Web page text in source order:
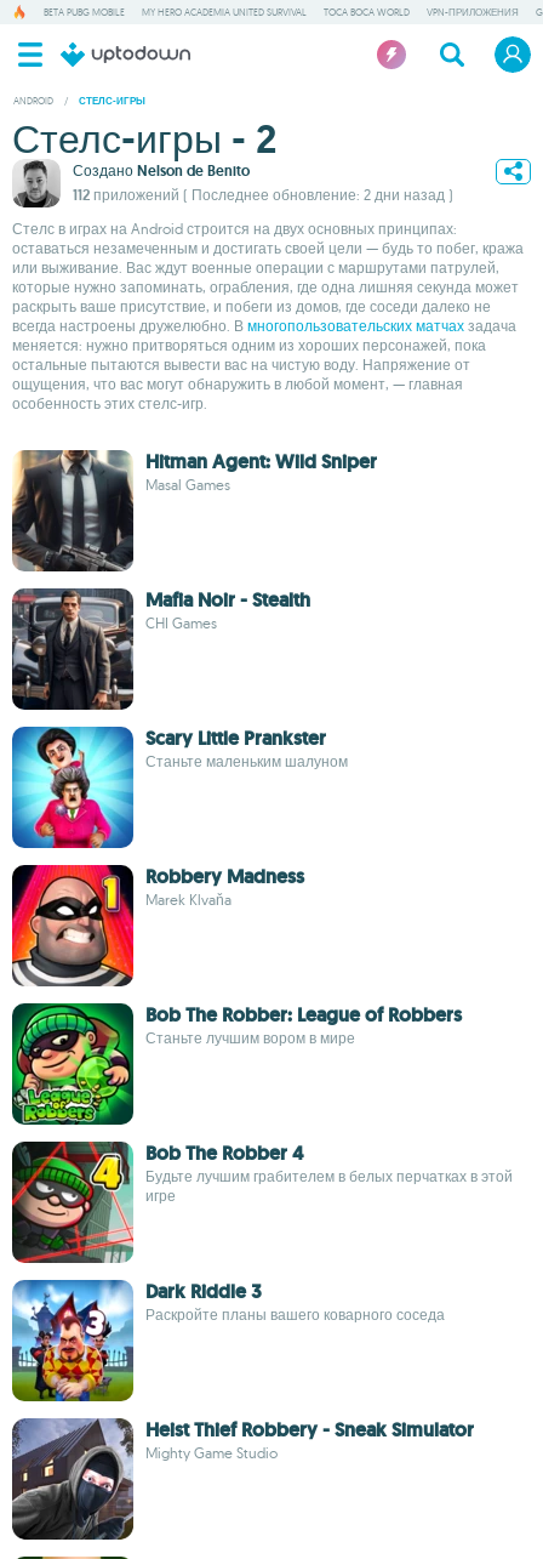
BETA PUBG MOBILE MY HERO ACADEMIA UNITED SURVIVAL TOCA BOCA WORLD VPN-ПРИЛОЖЕНИЯ
ANDROID / СТЕЛС-ИГРЫ
Стелс-игры - 2
Создано Nelson de Benito
112 приложений ( Последнее обновление: 2 дни назад )
Стелс в играх на Android строится на двух основных принципах:
оставаться незамеченным и достигать своей цели — будь то побег, кража
или выживание. Вас ждут военные операции с маршрутами патрулей,
которые нужно запоминать, ограбления, где одна лишняя секунда может
раскрыть ваше присутствие, и побеги из домов, где соседи далеко не
всегда настроены дружелюбно. В многопользовательских матчах задача
меняется: нужно притворяться одним из хороших персонажей, пока
остальные пытаются вывести вас на чистую воду. Напряжение от
ощущения, что вас могут обнаружить в любой момент, — главная
особенность этих стелс-игр.
Hitman Agent: Wild Sniper
Masal Games
Mafia Noir - Stealth
CHI Games
Scary Little Prankster
Станьте маленьким шалуном
Robbery Madness
Marek Klvaňa
Bob The Robber: League of Robbers
Станьте лучшим вором в мире
Bob The Robber 4
Будьте лучшим грабителем в белых перчатках в этой
игре
Dark Riddle 3
Раскройте планы вашего коварного соседа
Heist Thief Robbery - Sneak Simulator
Mighty Game Studio